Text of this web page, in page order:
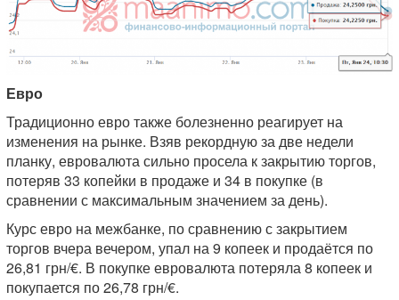
Евро
Традиционно евро также болезненно реагирует на
изменения на рынке. Взяв рекордную за две недели
планку, евровалюта сильно просела к закрытию торгов,
потеряв 33 копейки в продаже и 34 в покупке (в
сравнении с максимальным значением за день).
Курс евро на межбанке, по сравнению с закрытием
торгов вчера вечером, упал на 9 копеек и продаётся по
26,81 грн/€. В покупке евровалюта потеряла 8 копеек и
покупается по 26,78 грн/€.